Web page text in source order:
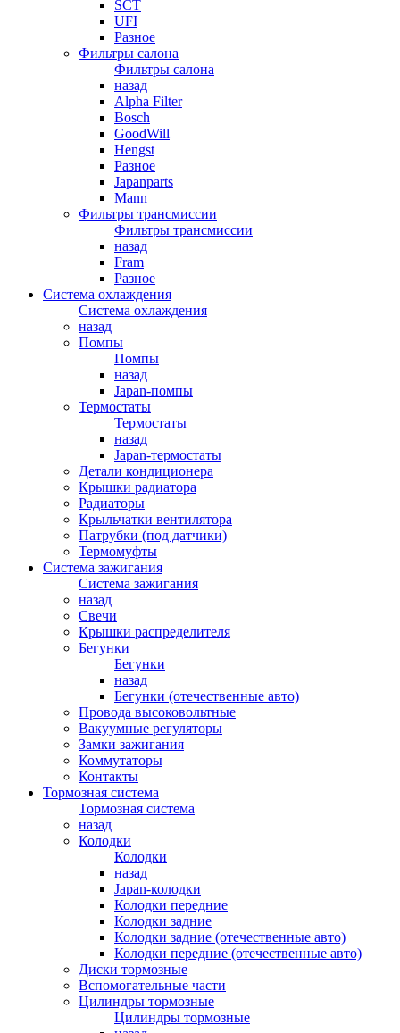
SCT
UFI
Разное
Фильтры салона
Фильтры салона
назад
Alpha Filter
Bosch
GoodWill
Hengst
Разное
Japanparts
Mann
Фильтры трансмиссии
Фильтры трансмиссии
назад
Fram
Разное
Система охлаждения
Система охлаждения
назад
Помпы
Помпы
назад
Japan-помпы
Термостаты
Термостаты
назад
Japan-термостаты
Детали кондиционера
Крышки радиатора
Радиаторы
Крыльчатки вентилятора
Патрубки (под датчики)
Термомуфты
Система зажигания
Система зажигания
назад
Свечи
Крышки распределителя
Бегунки
Бегунки
назад
Бегунки (отечественные авто)
Провода высоковольтные
Вакуумные регуляторы
Замки зажигания
Коммутаторы
Контакты
Тормозная система
Тормозная система
назад
Колодки
Колодки
назад
Japan-колодки
Колодки передние
Колодки задние
Колодки задние (отечественные авто)
Колодки передние (отечественные авто)
Диски тормозные
Вспомогательные части
Цилиндры тормозные
Цилиндры тормозные